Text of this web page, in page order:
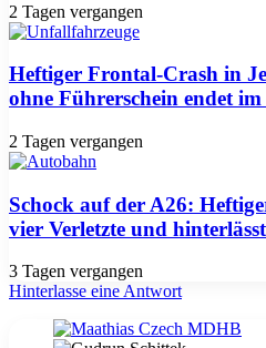
2 Tagen vergangen
Heftiger Frontal-Crash in
ohne Führerschein endet im
2 Tagen vergangen
Schock auf der A26:
vier Verletzte und
3 Tagen vergangen
Hinterlasse eine Antwort